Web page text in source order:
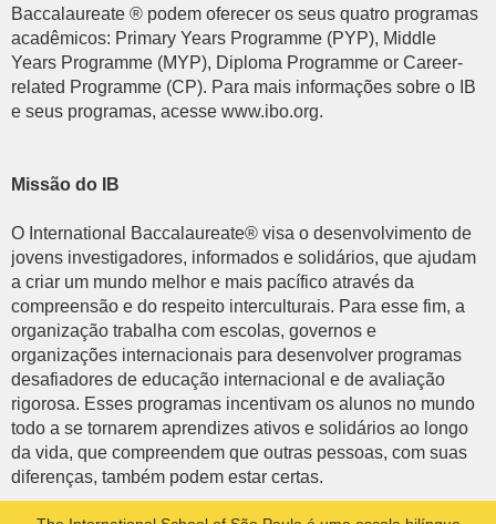
Baccalaureate ® podem oferecer os seus quatro programas
acadêmicos: Primary Years Programme (PYP), Middle
Years Programme (MYP), Diploma Programme or Career-
related Programme (CP). Para mais informações sobre o IB
e seus programas, acesse www.ibo.org.
Missão do IB
O International Baccalaureate® visa o desenvolvimento de
jovens investigadores, informados e solidários, que ajudam
a criar um mundo melhor e mais pacífico através da
compreensão e do respeito interculturais. Para esse fim, a
organização trabalha com escolas, governos e
organizações internacionais para desenvolver programas
desafiadores de educação internacional e de avaliação
rigorosa. Esses programas incentivam os alunos no mundo
todo a se tornarem aprendizes ativos e solidários ao longo
da vida, que compreendem que outras pessoas, com suas
diferenças, também podem estar certas.